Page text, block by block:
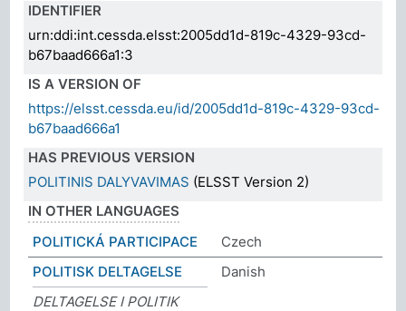
IDENTIFIER
urn:ddi:int.cessda.elsst:2005dd1d-819c-4329-93cd-
b67baad666a1:3
IS A VERSION OF
https://elsst.cessda.eu/id/2005dd1d-819c-4329-93cd-
b67baad666a1
HAS PREVIOUS VERSION
POLITINIS DALYVAVIMAS (ELSST Version 2)
IN OTHER LANGUAGES
POLITICKÁ PARTICIPACE
Czech
POLITISK DELTAGELSE
Danish
DELTAGELSE I POLITIK